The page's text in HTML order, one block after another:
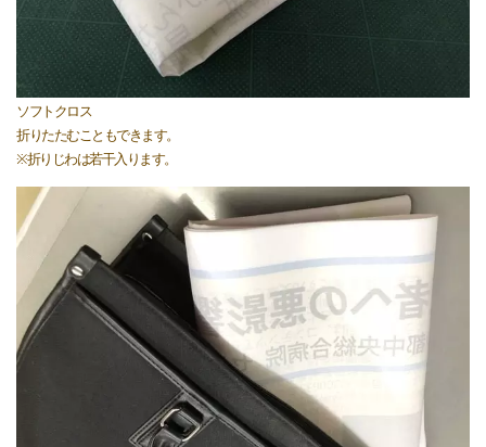
ソフトクロス
折りたたむこともできます。
※折りじわは若干入ります。